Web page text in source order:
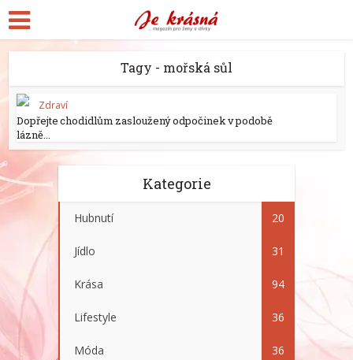
Tagy - mořská sůl
Zdraví
Dopřejte chodidlům zasloužený odpočinek v podobě
lázně...
Kategorie
Hubnutí 20
Jídlo 31
Krása 94
Lifestyle 36
Móda 36